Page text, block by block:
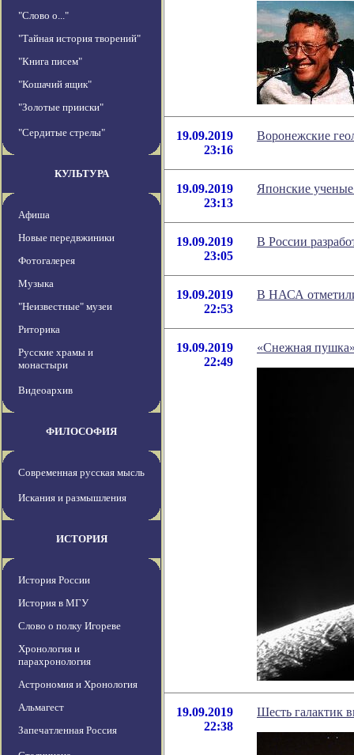
"Слово о..."
"Тайная история творений"
"Книга писем"
"Кошачий ящик"
"Золотые прииски"
"Сердитые стрелы"
КУЛЬТУРА
Афиша
Новые передвжиники
Фотогалерея
Музыка
"Неизвестные" музеи
Риторика
Русские храмы и
монастыри
Видеоархив
ФИЛОСОФИЯ
Современная русская мысль
Искания и размышления
ИСТОРИЯ
История России
История в МГУ
Слово о полку Игореве
Хронология и
парахронология
Астрономия и Хронология
Альмагест
Запечатленная Россия
19.09.2019
23:16
Воронежские
19.09.2019
23:13
Японские
19.09.2019
23:05
В России
19.09.2019
22:53
В НАСА отметили
19.09.2019
22:49
«Снежная пушка»
19.09.2019
22:38
Шесть галактик